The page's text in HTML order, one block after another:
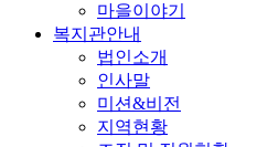
마을이야기
복지관안내
법인소개
인사말
미션&비전
지역현황